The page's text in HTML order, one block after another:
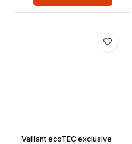
Vaillant ecoTEC exclusive